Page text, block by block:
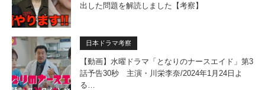
出した問題を解読しました【考察】
日本ドラマ考察
【動画】水曜ドラマ「となりのナースエイド」第3
話予告30秒 主演・川栄李奈/2024年1月24日よ
る…